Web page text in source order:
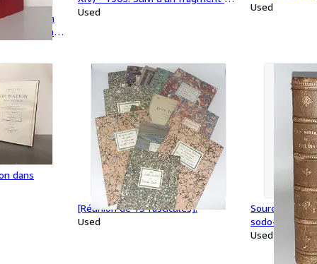
in
Arms and
poème de la Grande Armée par M.
Used
Used
dans
[Réunion de 13 fascicules].
Used
Sources
sodo-
Salins (Jura).
[Relié à la
eaux sodo-
Used